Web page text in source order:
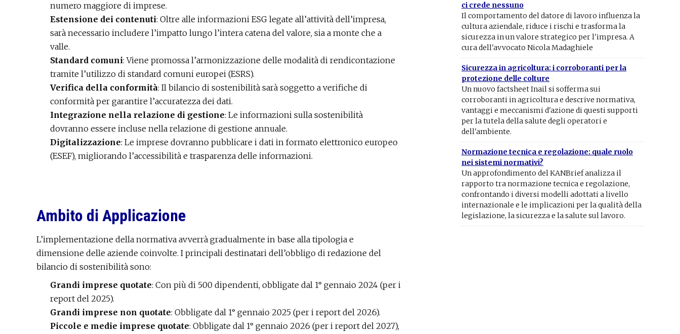
numero maggiore di imprese.
Estensione dei contenuti: Oltre alle informazioni ESG legate all’attività dell’impresa,
sarà necessario includere l’impatto lungo l’intera catena del valore, sia a monte che a
valle.
Standard comuni: Viene promossa l’armonizzazione delle modalità di rendicontazione
tramite l’utilizzo di standard comuni europei (ESRS).
Verifica della conformità: Il bilancio di sostenibilità sarà soggetto a verifiche di
conformità per garantire l’accuratezza dei dati.
Integrazione nella relazione di gestione: Le informazioni sulla sostenibilità
dovranno essere incluse nella relazione di gestione annuale.
Digitalizzazione: Le imprese dovranno pubblicare i dati in formato elettronico europeo
(ESEF), migliorando l’accessibilità e trasparenza delle informazioni.
Ambito di Applicazione
L’implementazione della normativa avverrà gradualmente in base alla tipologia e
dimensione delle aziende coinvolte. I principali destinatari dell’obbligo di redazione del
bilancio di sostenibilità sono:
Grandi imprese quotate: Con più di 500 dipendenti, obbligate dal 1° gennaio 2024 (per i
report del 2025).
Grandi imprese non quotate: Obbligate dal 1° gennaio 2025 (per i report del 2026).
Piccole e medie imprese quotate: Obbligate dal 1° gennaio 2026 (per i report del 2027),
ci crede nessuno
Il comportamento del datore di lavoro influenza la
cultura aziendale, riduce i rischi e trasforma la
sicurezza in un valore strategico per l'impresa. A
cura dell'avvocato Nicola Madaghiele
Sicurezza in agricoltura: i corroboranti per la
protezione delle colture
Un nuovo factsheet Inail si sofferma sui
corroboranti in agricoltura e descrive normativa,
vantaggi e meccanismi d'azione di questi supporti
per la tutela della salute degli operatori e
dell'ambiente.
Normazione tecnica e regolazione: quale ruolo
nei sistemi normativi?
Un approfondimento del KANBrief analizza il
rapporto tra normazione tecnica e regolazione,
confrontando i diversi modelli adottati a livello
internazionale e le implicazioni per la qualità della
legislazione, la sicurezza e la salute sul lavoro.